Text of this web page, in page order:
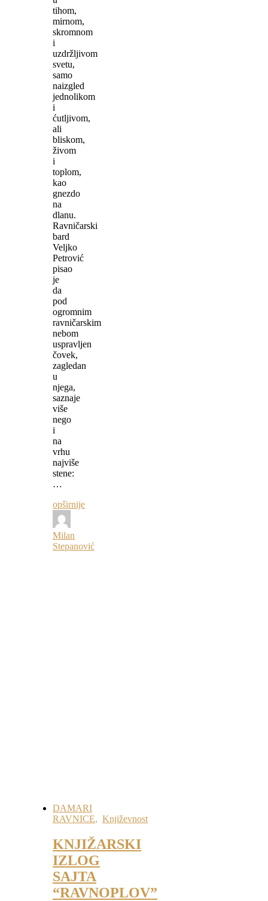
tihom,
mirnom,
skromnom
i
uzdržljivom
svetu,
samo
naizgled
jednolikom
i
ćutljivom,
ali
bliskom,
živom
i
toplom,
kao
gnezdo
na
dlanu.
Ravničarski
bard
Veljko
Petrović
pisao
je
da
pod
ogromnim
ravničarskim
nebom
uspravljen
čovek,
zagledan
u
njega,
saznaje
više
nego
i
na
vrhu
najviše
stene:
…
opširnije
Milan
Stepanović
DAMARI
RAVNICE, Književnost
KNJIŽARSKI
IZLOG
SAJTA
“RAVNOPLOV”